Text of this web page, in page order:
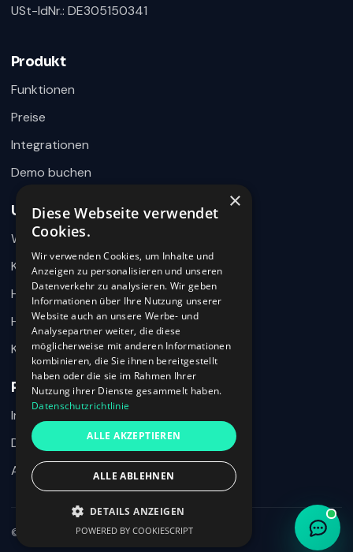
USt-IdNr.: DE305150341
Produkt
Funktionen
Preise
Integrationen
Demo buchen
Unternehmen
Warum 360HR
Kontakt
Hilfecenter
HR-Wissen
Karriere
Rechtliches
Impressum
Datenschutz
AGB
© 2026 360HR · Alle Rechte vorbehalten
360HR Chat
Wie können wir helfen?
hier im Chat zurück.
Ich habe den Datenschutzhinweis verstanden und möchte meine
Nachricht an 360HR übermitteln.
×
Diese Webseite verwendet
Cookies.
Wir verwenden Cookies, um Inhalte und
Anzeigen zu personalisieren und unseren
Datenverkehr zu analysieren. Wir geben
Informationen über Ihre Nutzung unserer
Website auch an unsere Werbe- und
Analysepartner weiter, die diese
möglicherweise mit anderen Informationen
kombinieren, die Sie ihnen bereitgestellt
haben oder die sie im Rahmen Ihrer
Nutzung ihrer Dienste gesammelt haben.
Datenschutzrichtlinie
ALLE AKZEPTIEREN
ALLE ABLEHNEN
DETAILS ANZEIGEN
POWERED BY COOKIESCRIPT